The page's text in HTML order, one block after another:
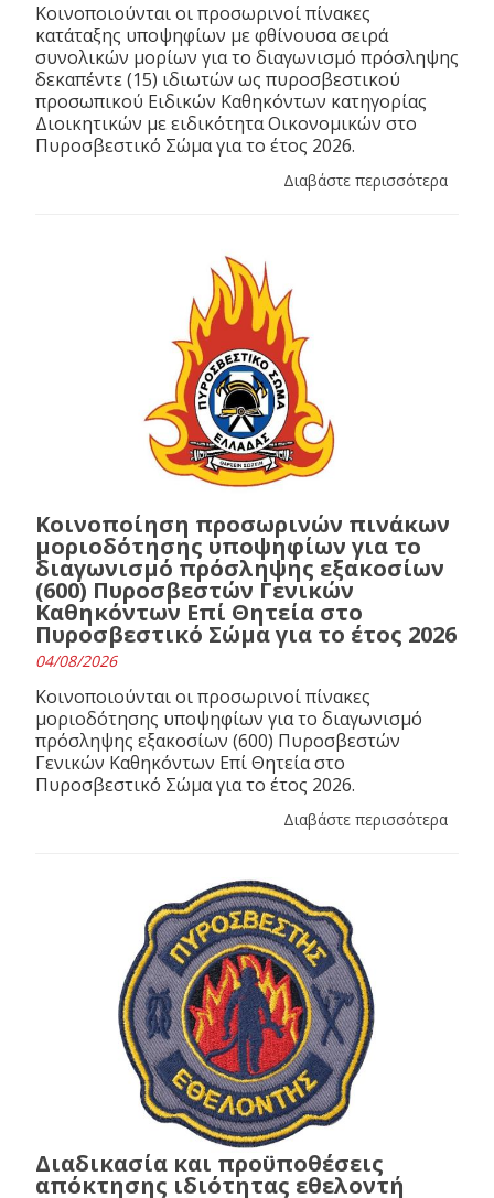
Κοινοποιούνται οι προσωρινοί πίνακες
κατάταξης υποψηφίων με φθίνουσα σειρά
συνολικών μορίων για το διαγωνισμό πρόσληψης
δεκαπέντε (15) ιδιωτών ως πυροσβεστικού
προσωπικού Ειδικών Καθηκόντων κατηγορίας
Διοικητικών με ειδικότητα Οικονομικών στο
Πυροσβεστικό Σώμα για το έτος 2026.
Διαβάστε περισσότερα
Κοινοποίηση προσωρινών πινάκων
μοριοδότησης υποψηφίων για το
διαγωνισμό πρόσληψης εξακοσίων
(600) Πυροσβεστών Γενικών
Καθηκόντων Επί Θητεία στο
Πυροσβεστικό Σώμα για το έτος 2026
04/08/2026
Κοινοποιούνται οι προσωρινοί πίνακες
μοριοδότησης υποψηφίων για το διαγωνισμό
πρόσληψης εξακοσίων (600) Πυροσβεστών
Γενικών Καθηκόντων Επί Θητεία στο
Πυροσβεστικό Σώμα για το έτος 2026.
Διαβάστε περισσότερα
Διαδικασία και προϋποθέσεις
απόκτησης ιδιότητας εθελοντή